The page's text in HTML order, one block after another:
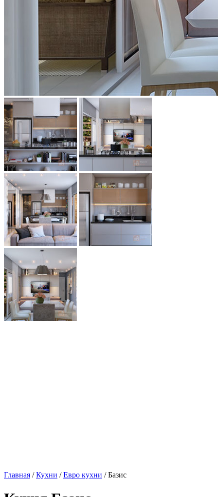
Главная /Кухни /Евро кухни / Базис